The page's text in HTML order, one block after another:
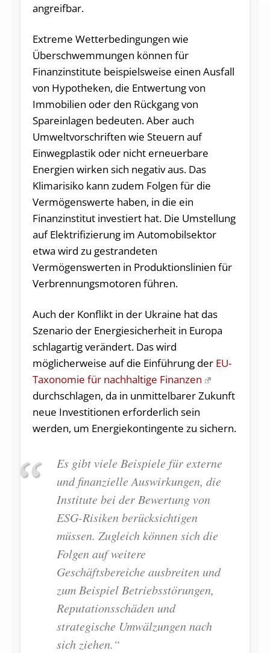
angreifbar.
Extreme Wetterbedingungen wie
Überschwemmungen können für
Finanzinstitute beispielsweise einen Ausfall
von Hypotheken, die Entwertung von
Immobilien oder den Rückgang von
Spareinlagen bedeuten. Aber auch
Umweltvorschriften wie Steuern auf
Einwegplastik oder nicht erneuerbare
Energien wirken sich negativ aus. Das
Klimarisiko kann zudem Folgen für die
Vermögenswerte haben, in die ein
Finanzinstitut investiert hat. Die Umstellung
auf Elektrifizierung im Automobilsektor
etwa wird zu gestrandeten
Vermögenswerten in Produktionslinien für
Verbrennungsmotoren führen.
Auch der Konflikt in der Ukraine hat das
Szenario der Energiesicherheit in Europa
schlagartig verändert. Das wird
möglicherweise auf die Einführung der EU-
Taxonomie für nachhaltige Finanzen
durchschlagen, da in unmittelbarer Zukunft
neue Investitionen erforderlich sein
werden, um Energiekontingente zu sichern.
Es gibt viele Beispiele für externe
und finanzielle Auswirkungen, die
Institute bei der Bewertung von
ESG-Risiken berücksichtigen
müssen. Zugleich können sich die
Folgen auf weitere
Geschäftsbereiche ausbreiten und
zum Beispiel Betriebsstörungen,
Reputationsschäden und
strategische Umwälzungen nach
sich ziehen.“